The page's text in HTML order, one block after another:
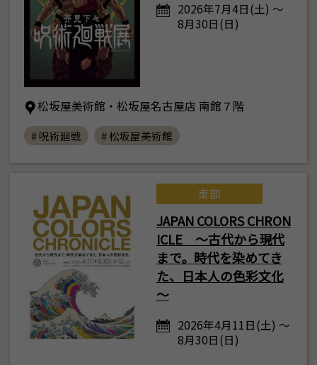
2026年7月4日(土) ～
8月30日(日)
松坂屋美術館・松坂屋名古屋店 南館７階
# 呪術廻戦 # 松坂屋美術館
東部
JAPAN COLORS CHRON
ICLE ～古代から現代
まで。時代を染めてき
た、日本人の色彩文化
～
2026年4月11日(土) ～
8月30日(日)